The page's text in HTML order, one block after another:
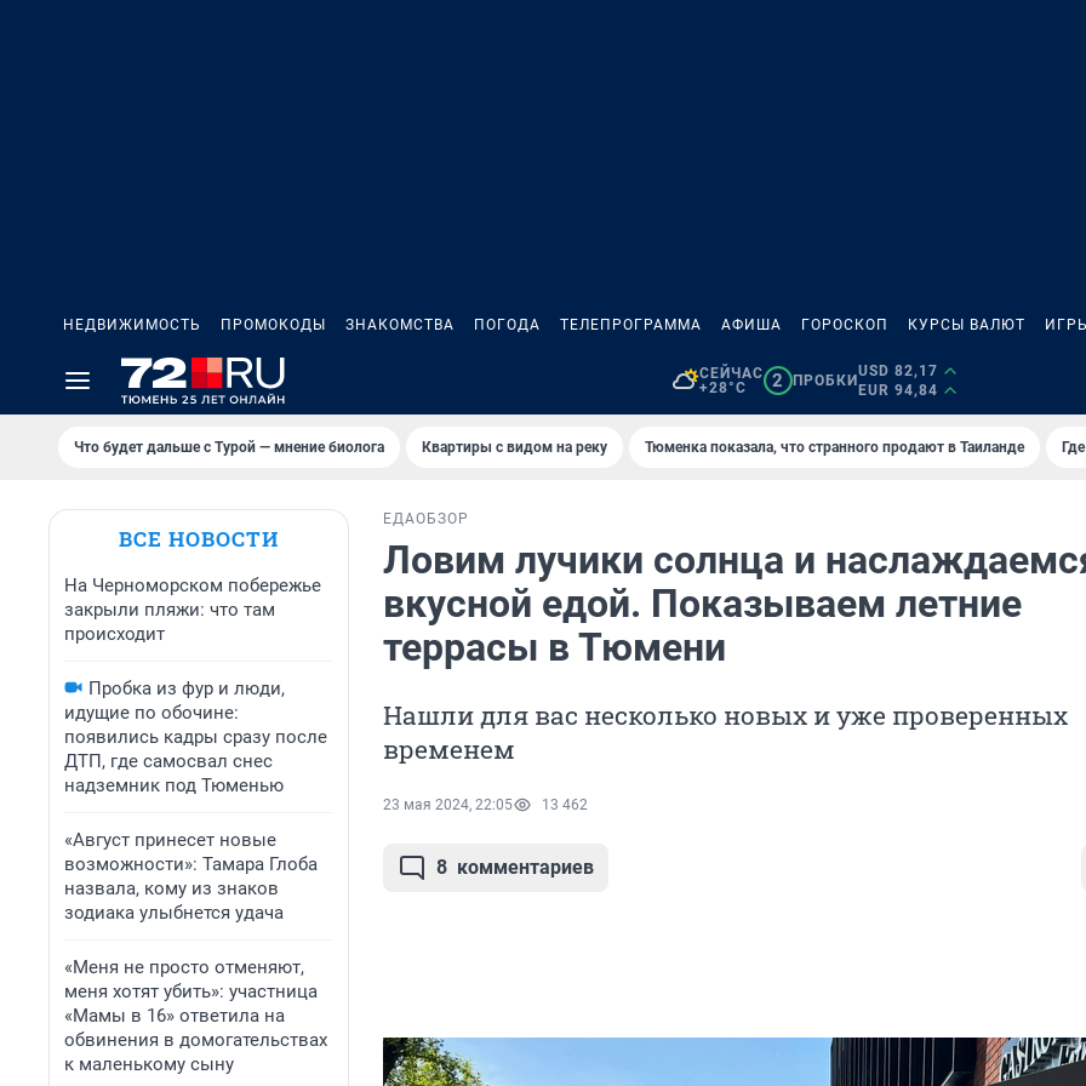
НЕДВИЖИМОСТЬ ПРОМОКОДЫ ЗНАКОМСТВА ПОГОДА ТЕЛЕПРОГРАММА АФИША ГОРОСКОП КУРСЫ ВАЛЮТ
СЕЙЧАС
+28°C
2 ПРОБКИ
USD 82,17
EUR 94,84
Что будет дальше с Турой — мнение биолога Квартиры с видом на реку Тюменка показала, что странного продают в Таиланде
ВСЕ НОВОСТИ
На Черноморском побережье
закрыли пляжи: что там
происходит
Пробка из фур и люди,
идущие по обочине:
появились кадры сразу после
ДТП, где самосвал снес
надземник под Тюменью
«Август принесет новые
возможности»: Тамара Глоба
назвала, кому из знаков
зодиака улыбнется удача
«Меня не просто отменяют,
меня хотят убить»: участница
«Мамы в 16» ответила на
обвинения в домогательствах
к маленькому сыну
ЕДАОБЗОР
Ловим лучики солнца и
вкусной едой. Показываем летние
террасы в Тюмени
Нашли для вас несколько новых и уже проверенных
временем
23 мая 2024, 22:05 13 462
8 комментариев